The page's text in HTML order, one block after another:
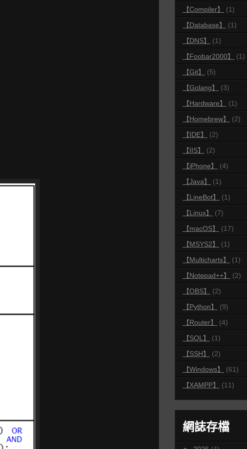
【Compiler】
(1)
【Database】
(1)
【DNS】
(1)
【Foobar2000】
(1)
【Git】
(5)
【Golang】
(3)
【Hardware】
(1)
【Homebrew】
(2)
【IDE】
(2)
【IIS】
(2)
【iPhone】
(4)
【Java】
(1)
【LineBot】
(1)
【Linux】
(7)
【macOS】
(17)
【MSYS2】
(1)
【Multicharts】
(1)
【Notepad++】
(2)
【OBS】
(2)
【Python】
(9)
【Router】
(4)
【SQL】
(1)
【SSH】
(2)
【Windows】
(61)
【XAMPP】
(11)
網誌存檔